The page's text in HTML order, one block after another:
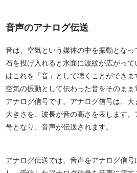
音声のアナログ伝送
音は、空気という媒体の中を振動とな
石を投げ入れると水面に波紋が広がって
はこれを「音」として聴くことができま
空気の振動として伝わった音をそのま
アナログ信号です。アナログ信号は、
大きさを、波長が音の高さを表します
号となり、音声が伝送されます。
アナログ伝送では、音声をアナログ信